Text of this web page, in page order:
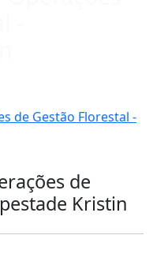
de Gestão Florestal -
de
Kristin